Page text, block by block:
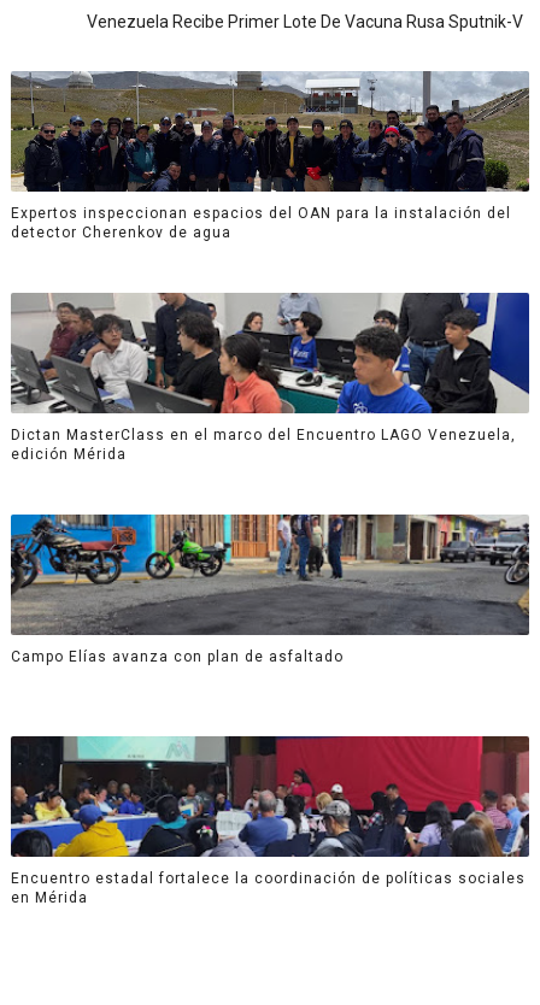
Venezuela Recibe Primer Lote De Vacuna Rusa Sputnik-V
Expertos inspeccionan espacios del OAN para la instalación del
detector Cherenkov de agua
Dictan MasterClass en el marco del Encuentro LAGO Venezuela,
edición Mérida
Campo Elías avanza con plan de asfaltado
Encuentro estadal fortalece la coordinación de políticas sociales
en Mérida